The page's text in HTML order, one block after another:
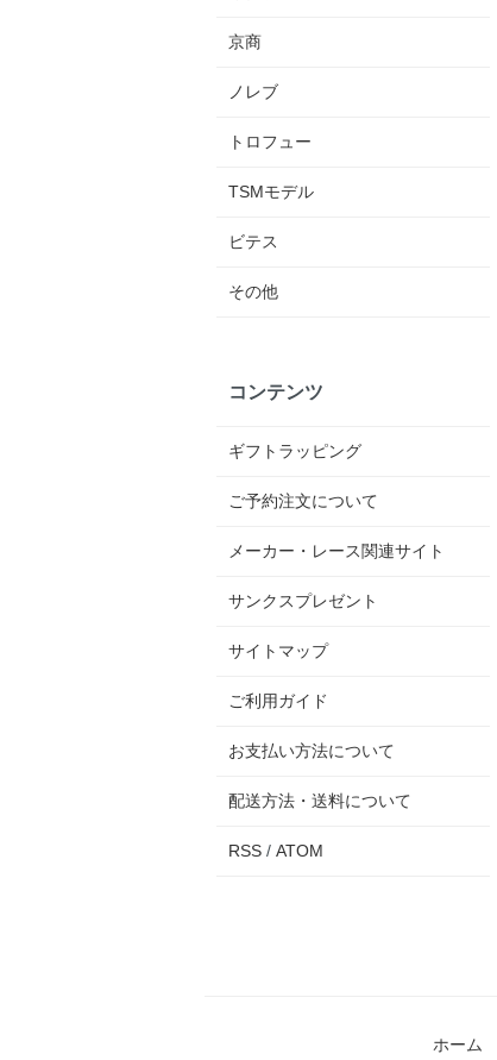
京商
ノレブ
トロフュー
TSMモデル
ビテス
その他
コンテンツ
ギフトラッピング
ご予約注文について
メーカー・レース関連サイト
サンクスプレゼント
サイトマップ
ご利用ガイド
お支払い方法について
配送方法・送料について
RSS / ATOM
ホーム